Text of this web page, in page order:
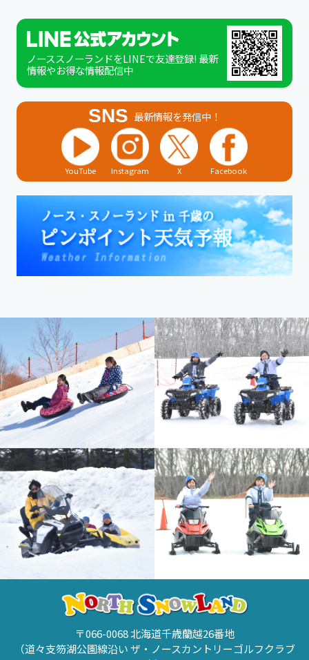
ノーススノーランドをLINEで友達登録! 最新
情報やお得な情報配信中
SNS 最新情報を発信中！
YouTube Instagram X Facebook
〒066-0068 北海道千歳蘭越26番地
（道々支笏湖公園線沿い ザ・ノースカントリーゴルフクラブ